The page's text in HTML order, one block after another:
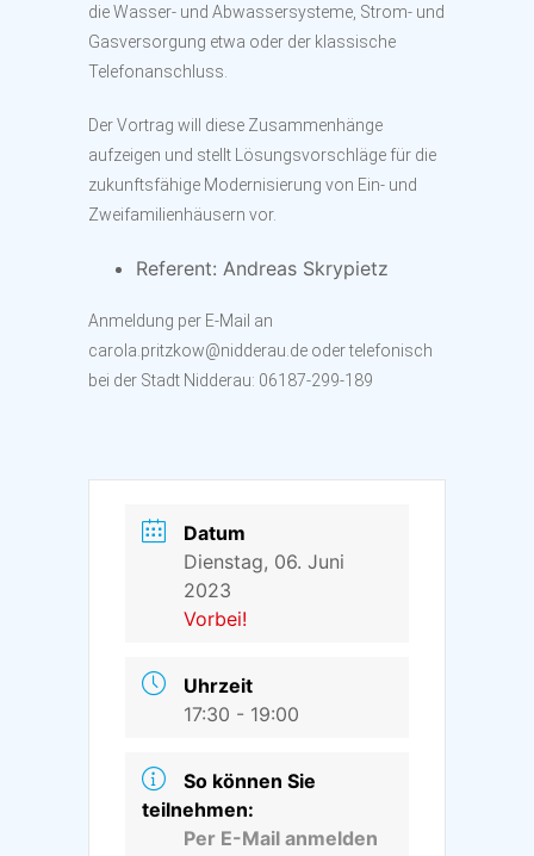
die Wasser- und Abwassersysteme, Strom- und
Gasversorgung etwa oder der klassische
Telefonanschluss.
Der Vortrag will diese Zusammenhänge
aufzeigen und stellt Lösungsvorschläge für die
zukunftsfähige Modernisierung von Ein- und
Zweifamilienhäusern vor.
Referent: Andreas Skrypietz
Anmeldung per E-Mail an
carola.pritzkow@nidderau.de oder telefonisch
bei der Stadt Nidderau: 06187-299-189
Datum
Dienstag, 06. Juni
2023
Vorbei!
Uhrzeit
17:30 - 19:00
So können Sie
teilnehmen:
Per E-Mail anmelden